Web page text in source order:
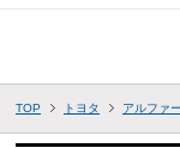
TOP トヨタ アルファ